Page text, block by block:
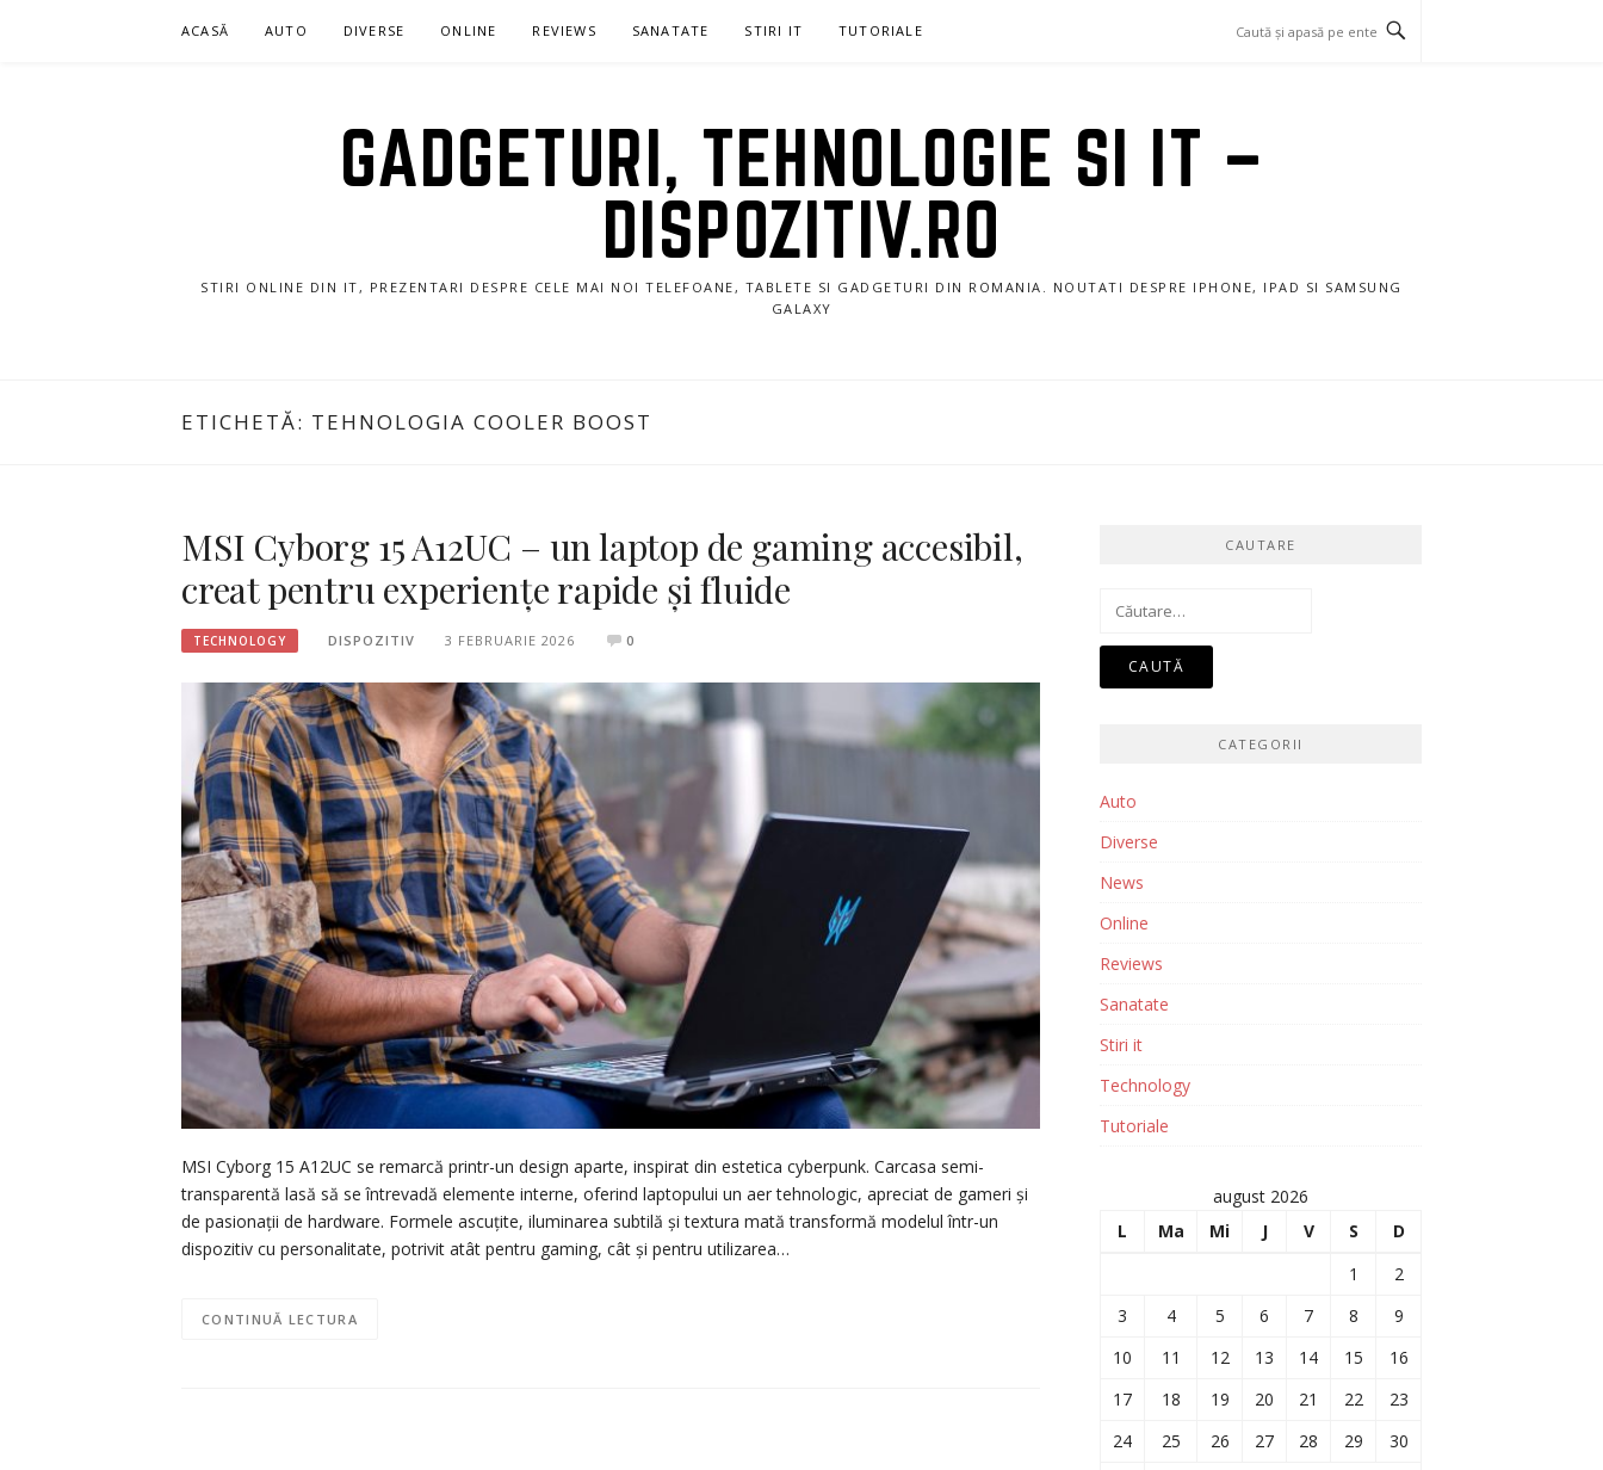
ACASĂ AUTO DIVERSE ONLINE REVIEWS SANATATE STIRI IT TUTORIALE
GADGETURI, TEHNOLOGIE SI IT –
DISPOZITIV.RO
STIRI ONLINE DIN IT, PREZENTARI DESPRE CELE MAI NOI TELEFOANE, TABLETE SI GADGETURI DIN ROMANIA. NOUTATI DESPRE IPHONE, IPAD SI SAMSUNG
GALAXY
ETICHETĂ: TEHNOLOGIA COOLER BOOST
MSI Cyborg 15 A12UC – un laptop de gaming accesibil,
creat pentru experiențe rapide și fluide
TECHNOLOGY DISPOZITIV 3 FEBRUARIE 2026 0
MSI Cyborg 15 A12UC se remarcă printr-un design aparte, inspirat din estetica cyberpunk. Carcasa semi-
transparentă lasă să se întrevadă elemente interne, oferind laptopului un aer tehnologic, apreciat de gameri și
de pasionații de hardware. Formele ascuțite, iluminarea subtilă și textura mată transformă modelul într-un
dispozitiv cu personalitate, potrivit atât pentru gaming, cât și pentru utilizarea…
CONTINUĂ LECTURA
CAUTARE
Caută
CATEGORII
Auto
Diverse
News
Online
Reviews
Sanatate
Stiri it
Technology
Tutoriale
august 2026
L
Ma Mi J V S
D
1
2
3
4 5 6 7 8
9
10
11 12 13 14 15
16
17
18 19 20 21 22
23
24
25 26 27 28 29
30